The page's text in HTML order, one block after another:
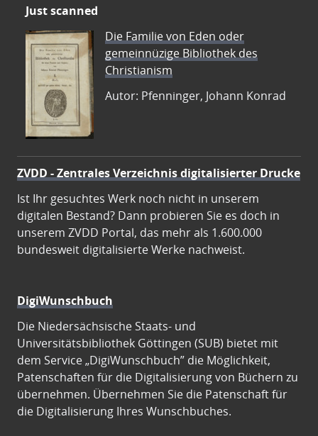
Just scanned
Die Familie von Eden oder
gemeinnüzige Bibliothek des
Christianism
Autor: Pfenninger, Johann Konrad
ZVDD - Zentrales Verzeichnis digitalisierter Drucke
Ist Ihr gesuchtes Werk noch nicht in unserem
digitalen Bestand? Dann probieren Sie es doch in
unserem ZVDD Portal, das mehr als 1.600.000
bundesweit digitalisierte Werke nachweist.
DigiWunschbuch
Die Niedersächsische Staats- und
Universitätsbibliothek Göttingen (SUB) bietet mit
dem Service „DigiWunschbuch” die Möglichkeit,
Patenschaften für die Digitalisierung von Büchern zu
übernehmen. Übernehmen Sie die Patenschaft für
die Digitalisierung Ihres Wunschbuches.